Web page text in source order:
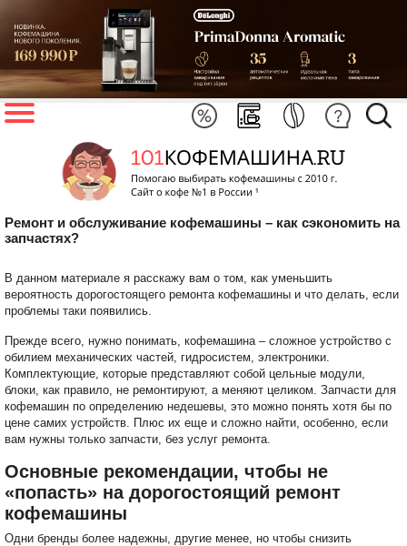
Ремонт и обслуживание кофемашины – как сэкономить на
запчастях?
В данном материале я расскажу вам о том, как уменьшить
вероятность дорогостоящего ремонта кофемашины и что делать, если
проблемы таки появились.
Прежде всего, нужно понимать, кофемашина – сложное устройство с
обилием механических частей, гидросистем, электроники.
Комплектующие, которые представляют собой цельные модули,
блоки, как правило, не ремонтируют, а меняют целиком. Запчасти для
кофемашин по определению недешевы, это можно понять хотя бы по
цене самих устройств. Плюс их еще и сложно найти, особенно, если
вам нужны только запчасти, без услуг ремонта.
Основные рекомендации, чтобы не
«попасть» на дорогостоящий ремонт
кофемашины
Одни бренды более надежны, другие менее, но чтобы снизить